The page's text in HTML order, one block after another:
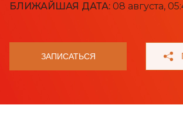
БЛИЖАЙШАЯ ДАТА: 08 августа,
ЗАПИСАТЬСЯ